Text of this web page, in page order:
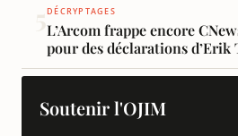
5DÉCRYPTAGES
L’Arcom frappe encore
pour des déclarations d’Erik
Soutenir l'OJIM